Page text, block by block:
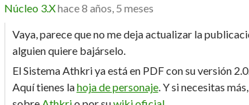
Núcleo 3.Xhace 8 años, 5 meses
Vaya, parece que no me deja actualizar la
alguien quiere bajárselo.
El Sistema Athkri ya está en PDF con su versión
Aquí tienes lahoja de personaje. Y si necesitas